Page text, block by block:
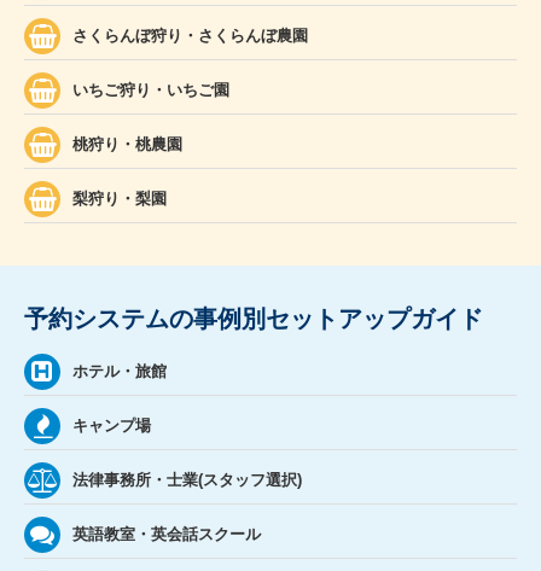
さくらんぼ狩り・さくらんぼ農園
いちご狩り・いちご園
桃狩り・桃農園
梨狩り・梨園
予約システムの事例別セットアップガイド
ホテル・旅館
キャンプ場
法律事務所・士業(スタッフ選択)
英語教室・英会話スクール